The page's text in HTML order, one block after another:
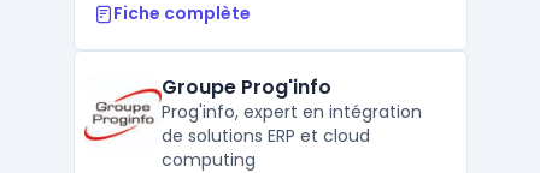
Fiche complète
Groupe Prog'info
Prog'info, expert en intégration
de solutions ERP et cloud
computing